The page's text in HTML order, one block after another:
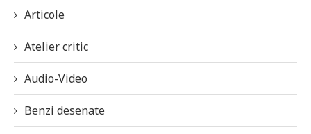
Articole
Atelier critic
Audio-Video
Benzi desenate